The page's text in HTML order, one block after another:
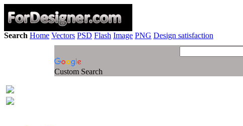
Search Home Vectors PSD Flash Image PNG Design satisfaction
Custom Search